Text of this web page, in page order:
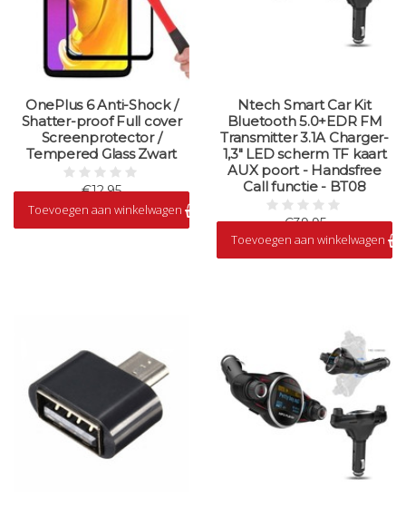
OnePlus 6 Anti-Shock /
Shatter-proof Full cover
Screenprotector /
Tempered Glass Zwart
€12,95
Op voorraad
Toevoegen aan winkelwagen
Ntech Smart Car Kit
Bluetooth 5.0+EDR FM
Transmitter 3.1A Charger-
1,3" LED scherm TF kaart
AUX poort - Handsfree
Call functie - BT08
€39,95
Op voorraad
Toevoegen aan winkelwagen